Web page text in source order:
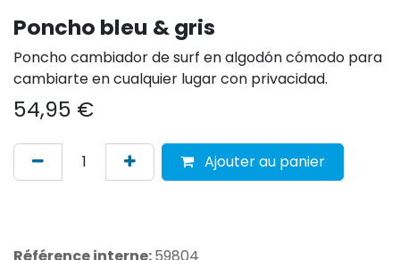
Poncho bleu & gris
Poncho cambiador de surf en algodón cómodo para
cambiarte en cualquier lugar con privacidad.
54,95 €
Ajouter au panier
Référence interne:59804